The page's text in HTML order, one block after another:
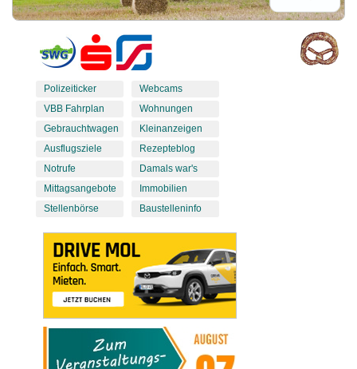
Polizeiticker
VBB Fahrplan
Gebrauchtwagen
Ausflugsziele
Notrufe
Mittagsangebote
Stellenbörse
Webcams
Wohnungen
Kleinanzeigen
Rezepteblog
Damals war's
Immobilien
Baustelleninfo